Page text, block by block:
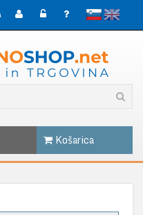
slovenskoEnglish
Košarica